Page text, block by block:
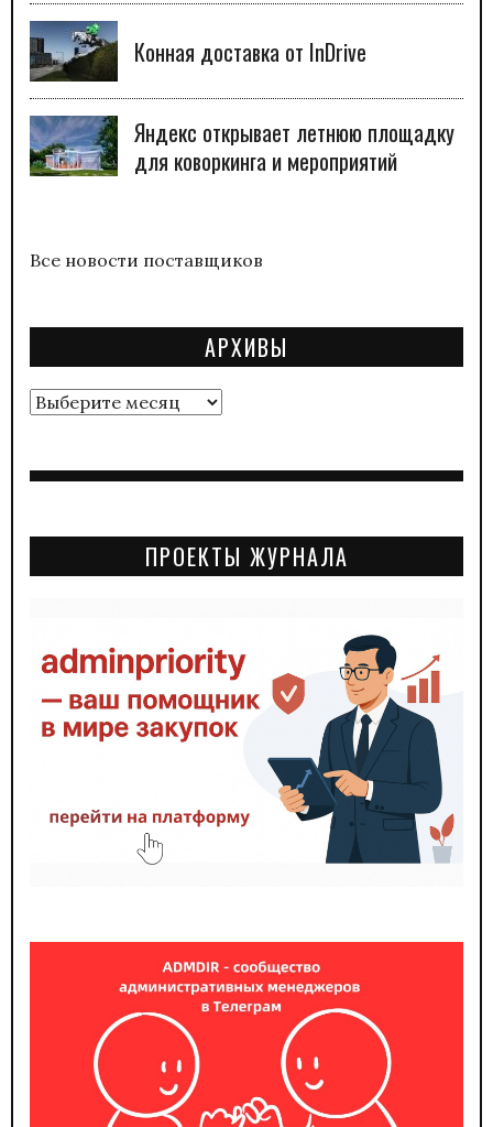
Конная доставка от InDrive
Яндекс открывает летнюю площадку
для коворкинга и мероприятий
Все новости поставщиков
АРХИВЫ
Архивы
ПРОЕКТЫ ЖУРНАЛА